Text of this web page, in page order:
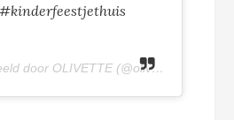
Een bericht gedeeld door OLIVETTE (@olivettepuntnl) op